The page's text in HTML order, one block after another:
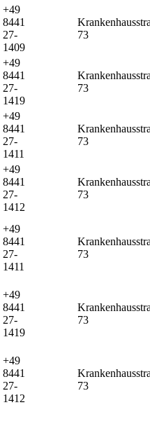
+49
8441
27-
1409
73
+49
8441
27-
1419
73
+49
8441
27-
1411
73
+49
8441
27-
1412
73
+49
8441
27-
1411
73
+49
8441
27-
1419
73
+49
8441
27-
1412
73